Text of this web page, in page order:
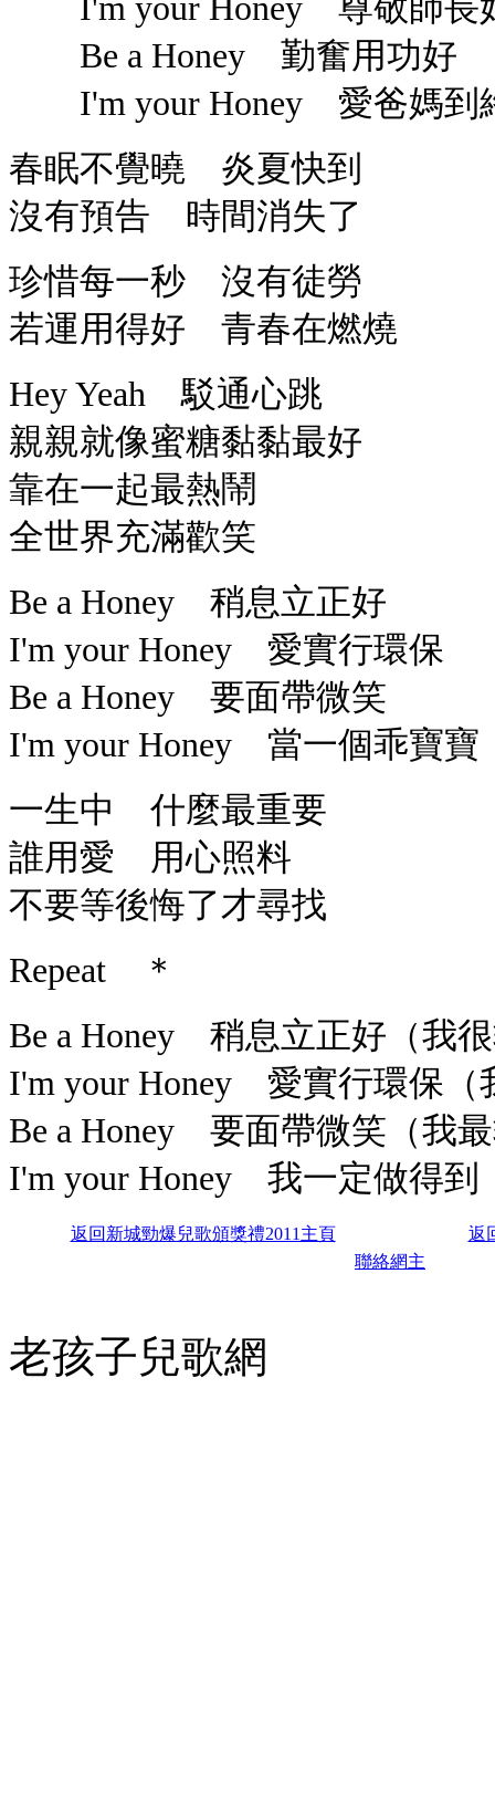
I'm your Honey 尊敬師長
Be a Honey 勤奮用功好
I'm your Honey 愛爸媽
春眠不覺曉 炎夏快到
沒有預告 時間消失了
珍惜每一秒 沒有徒勞
若運用得好 青春在燃燒
Hey Yeah 駁通心跳
親親就像蜜糖黏黏最好
靠在一起最熱鬧
全世界充滿歡笑
Be a Honey 稍息立正好
I'm your Honey 愛實行環保
Be a Honey 要面帶微笑
I'm your Honey 當一個乖寶寶
一生中 什麼最重要
誰用愛 用心照料
不要等後悔了才尋找
Repeat ＊
Be a Honey 稍息立正好（我
I'm your Honey 愛實行環保（
Be a Honey 要面帶微笑（我
I'm your Honey 我一定做得到
返回 新城勁爆兒歌頒獎禮2011主頁
返
聯絡網主
老孩子兒歌網